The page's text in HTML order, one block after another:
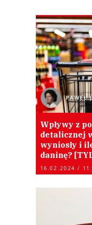
PAWEŁ
Wpływy z
detalicznej
wyniosły i
daninę?
16.02.2024 /